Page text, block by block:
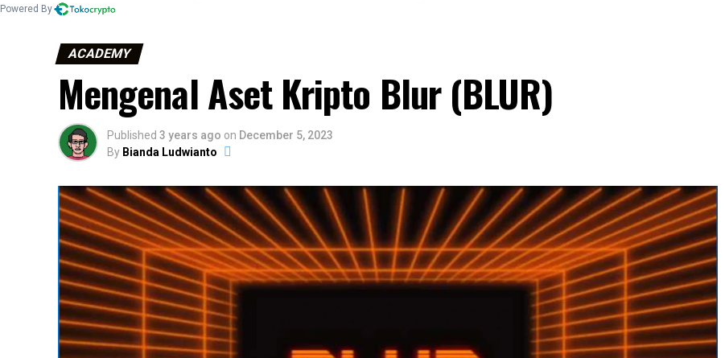
Powered By
ACADEMY
Mengenal Aset Kripto Blur (BLUR)
Published 3 years ago on December 5, 2023
By Bianda Ludwianto